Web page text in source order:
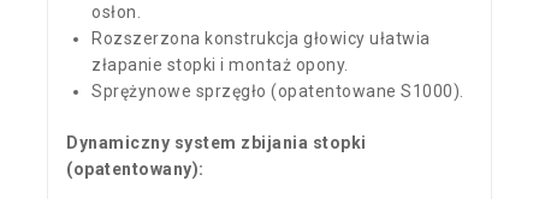
osłon.
Rozszerzona konstrukcja głowicy ułatwia
złapanie stopki i montaż opony.
Sprężynowe sprzęgło (opatentowane S1000).
Dynamiczny system zbijania stopki
(opatentowany):